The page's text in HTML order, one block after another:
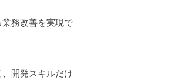
務改善を実現で
開発スキルだけ